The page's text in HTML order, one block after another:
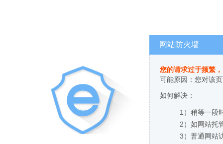
网站防火墙
您的请求过于频繁
可能原因：您对该
如何解决：
1）稍等一段
2）如网站托
3）普通网站